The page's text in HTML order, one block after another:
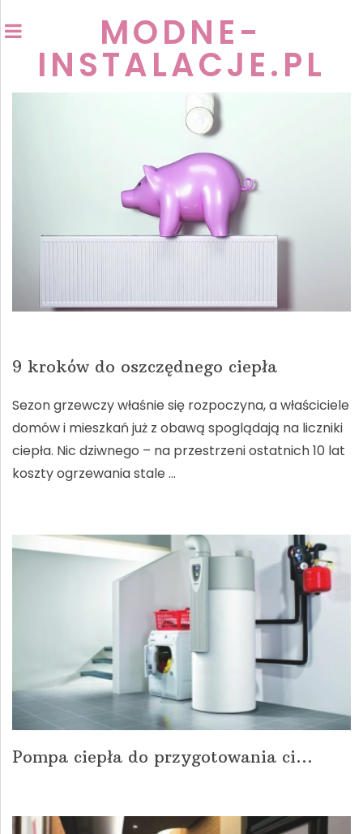
MODNE-
INSTALACJE.PL
9 kroków do oszczędnego ciepła
Sezon grzewczy właśnie się rozpoczyna, a właściciele
domów i mieszkań już z obawą spoglądają na liczniki
ciepła. Nic dziwnego – na przestrzeni ostatnich 10 lat
koszty ogrzewania stale …
Pompa ciepła do przygotowania ci...